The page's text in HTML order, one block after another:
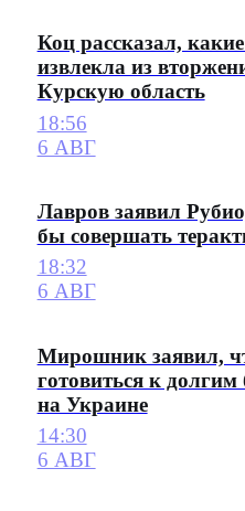
Коц рассказал,
извлекла из
Курскую область
18:56
6 АВГ
Лавров заявил
бы совершать
18:32
6 АВГ
Мирошник заявил,
готовиться к
на Украине
14:30
6 АВГ